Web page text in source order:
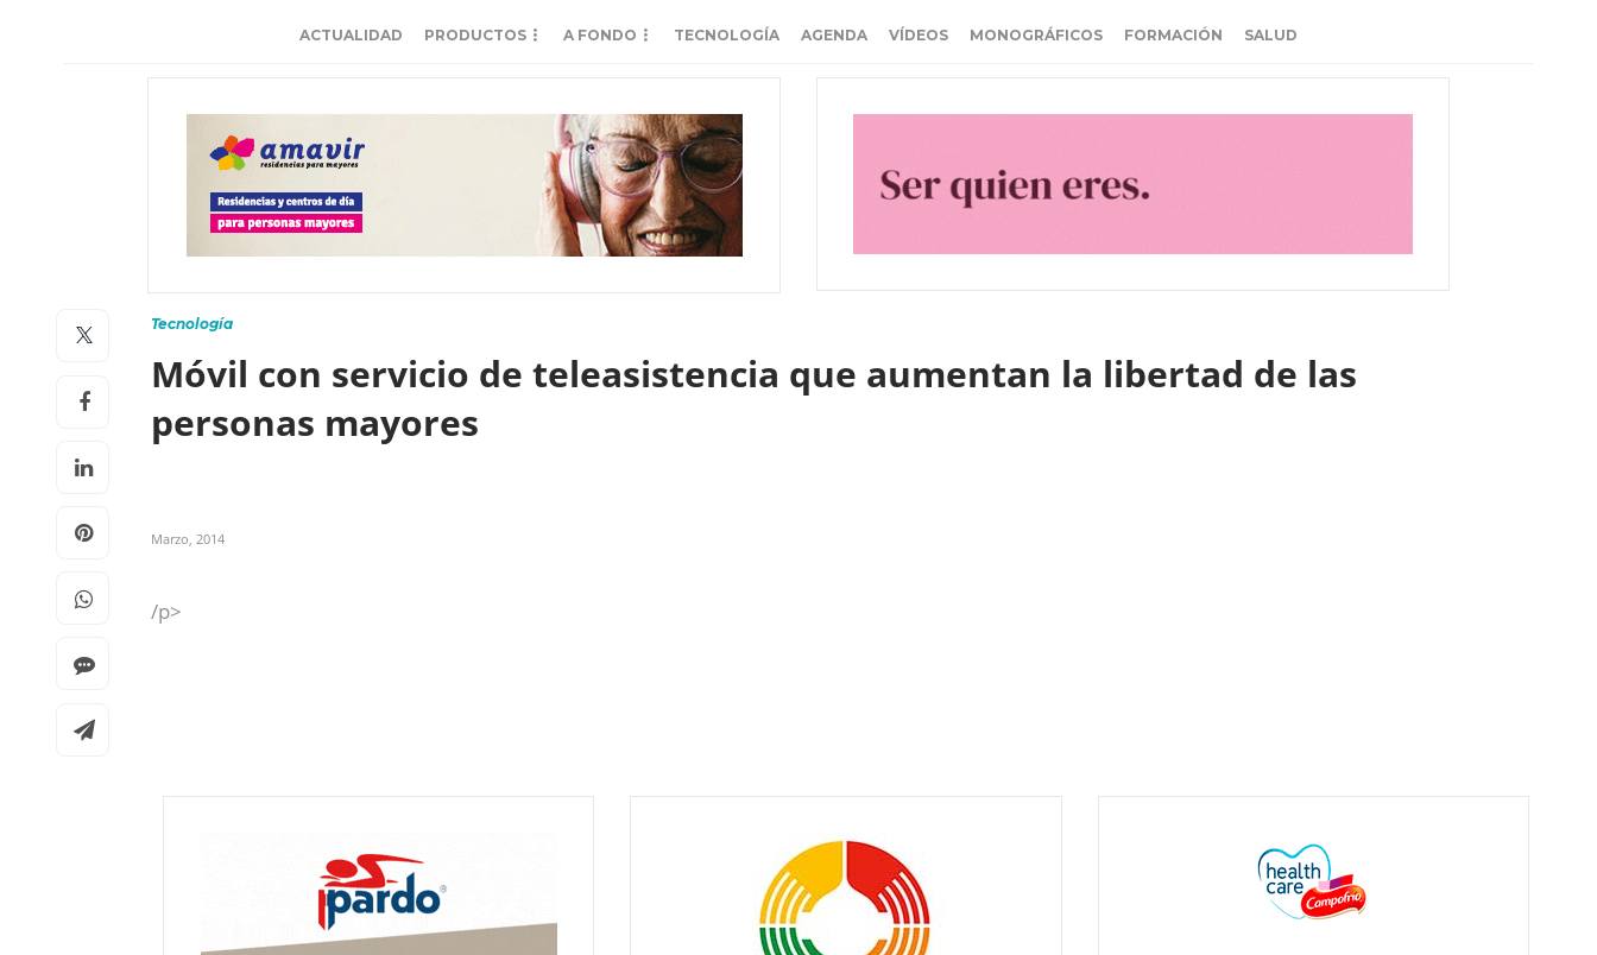
ACTUALIDAD PRODUCTOS A FONDO TECNOLOGÍA AGENDA VÍDEOS MONOGRÁFICOS FORMACIÓN SALUD
Tecnología
Móvil con servicio de teleasistencia que aumentan la libertad de las
personas mayores
Marzo, 2014
/p>